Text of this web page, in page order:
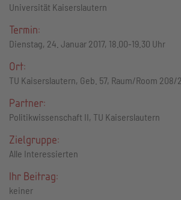
Universität Kaiserslautern
Termin:
Dienstag, 24. Januar 2017, 18.00-19.30 Uhr
Ort:
TU Kaiserslautern, Geb. 57, Raum/Room 208/
Partner:
Politikwissenschaft II, TU Kaiserslautern
Zielgruppe:
Alle Interessierten
Ihr Beitrag:
keiner